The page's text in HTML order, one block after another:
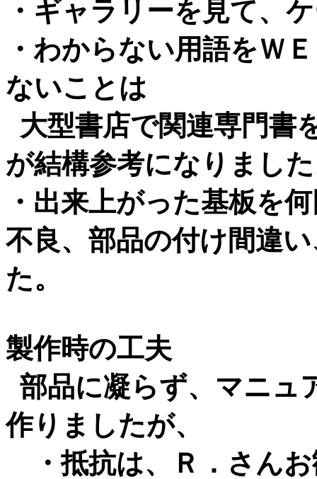
・ギャラリーを見て、
・わからない用語をＷ
ないことは
大型書店で関連専門書
が結構参考になりまし
・出来上がった基板を
不良、部品の付け間違
た。
製作時の工夫
部品に凝らず、マニュ
作りましたが、
・抵抗は、Ｒ．さん